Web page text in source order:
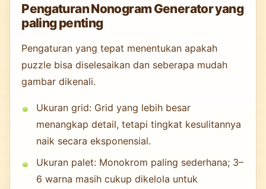
Pengaturan Nonogram Generator yang
paling penting
Pengaturan yang tepat menentukan apakah
puzzle bisa diselesaikan dan seberapa mudah
gambar dikenali.
Ukuran grid: Grid yang lebih besar
menangkap detail, tetapi tingkat kesulitannya
naik secara eksponensial.
Ukuran palet: Monokrom paling sederhana; 3–
6 warna masih cukup dikelola untuk